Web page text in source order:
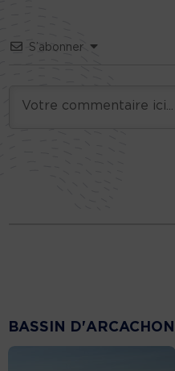
S’abonner
BASSIN D'ARCACHON